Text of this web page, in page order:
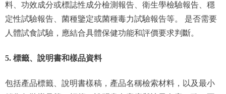
料、功效成分或標誌性成分檢測報告、衛生學檢驗報告、穩
定性試驗報告、菌種鑒定或菌種毒力試驗報告等。 是否需要
人體試食試驗，應結合具體保健功能和評價要求判斷。
5. 標籤、說明書和樣品資料
包括產品標籤、說明書樣稿，產品名稱檢索材料，以及最小